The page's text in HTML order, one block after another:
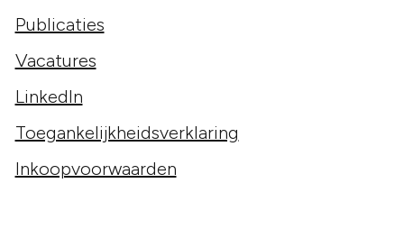
Publicaties
Vacatures
LinkedIn
Toegankelijkheidsverklaring
Inkoopvoorwaarden